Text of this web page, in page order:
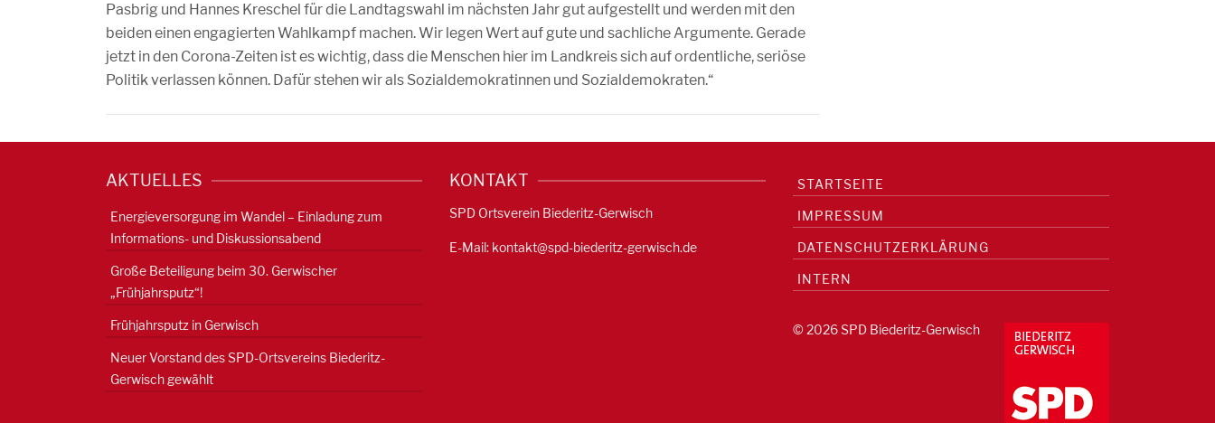
Pasbrig und Hannes Kreschel für die Landtagswahl im nächsten Jahr gut aufgestellt und werden mit den
beiden einen engagierten Wahlkampf machen. Wir legen Wert auf gute und sachliche Argumente. Gerade
jetzt in den Corona-Zeiten ist es wichtig, dass die Menschen hier im Landkreis sich auf ordentliche, seriöse
Politik verlassen können. Dafür stehen wir als Sozialdemokratinnen und Sozialdemokraten.“
AKTUELLES
Energieversorgung im Wandel – Einladung zum
Informations- und Diskussionsabend
Große Beteiligung beim 30. Gerwischer
„Frühjahrsputz“!
Frühjahrsputz in Gerwisch
Neuer Vorstand des SPD-Ortsvereins Biederitz-
Gerwisch gewählt
KONTAKT
SPD Ortsverein Biederitz-Gerwisch
E-Mail: kontakt@spd-biederitz-gerwisch.de
STARTSEITE
IMPRESSUM
DATENSCHUTZERKLÄRUNG
INTERN
© 2026 SPD Biederitz-Gerwisch